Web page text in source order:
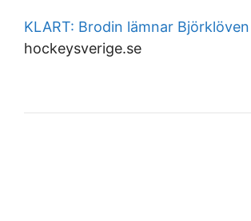
KLART: Brodin lämnar Björklöven
hockeysverige.se